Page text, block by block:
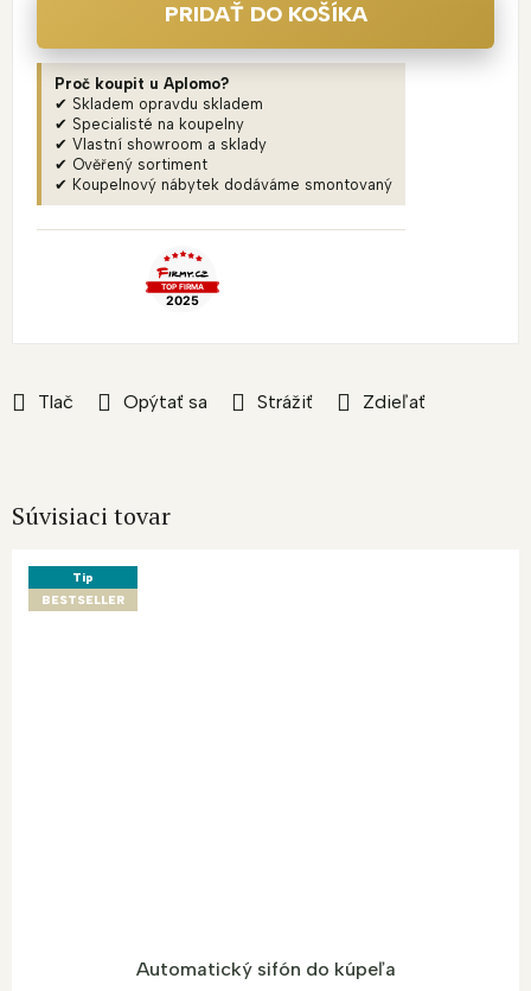
Tlač Opýtať sa Strážiť Zdieľať
PRIDAŤ DO KOŠÍKA
Proč koupit u Aplomo?
✔ Skladem opravdu skladem
✔ Specialisté na koupelny
✔ Vlastní showroom a sklady
✔ Ověřený sortiment
✔ Koupelnový nábytek dodáváme smontovaný
Súvisiaci tovar
Tip
BESTSELLER
Automatický sifón do kúpeľa